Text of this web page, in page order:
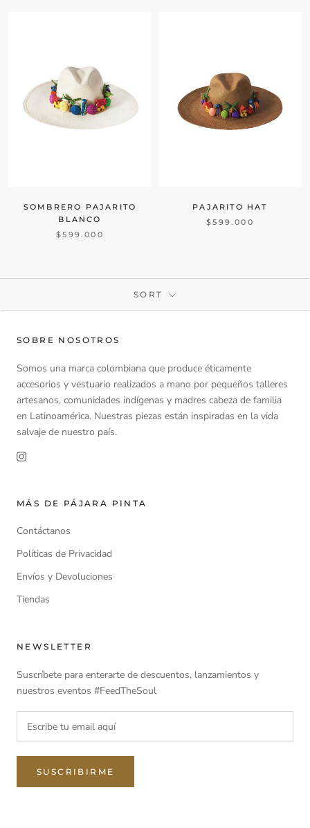
SOMBRERO PAJARITO
BLANCO
$599.000
PAJARITO HAT
$599.000
SORT
SOBRE NOSOTROS
Somos una marca colombiana que produce éticamente
accesorios y vestuario realizados a mano por pequeños talleres
artesanos, comunidades indígenas y madres cabeza de familia
en Latinoamérica. Nuestras piezas están inspiradas en la vida
salvaje de nuestro país.
MÁS DE PÁJARA PINTA
Contáctanos
Políticas de Privacidad
Envíos y Devoluciones
Tiendas
NEWSLETTER
Suscríbete para enterarte de descuentos, lanzamientos y
nuestros eventos #FeedTheSoul
SUSCRIBIRME